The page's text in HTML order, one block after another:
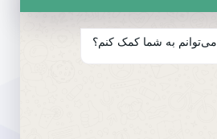
به شما کمک کنم؟